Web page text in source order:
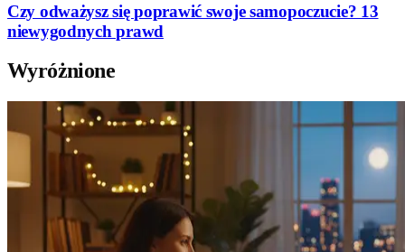
Czy odważysz się poprawić swoje samopoczucie? 13
niewygodnych prawd
Wyróżnione